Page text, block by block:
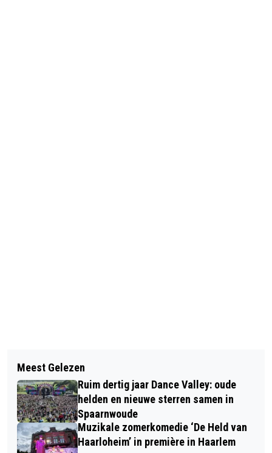
PREMIER ROB JETTEN BEZOEKT STEM
IN DE STAD: “ENORM ONDER DE
INDRUK”
HAARLEMSE KUNSTENAARS OP
BIJZONDER KUNSTPODIUM TIJDENS
ART ISLAND 2026
Meest Gelezen
Ruim dertig jaar Dance Valley: oude
helden en nieuwe sterren samen in
Spaarnwoude
Muzikale zomerkomedie ‘De Held van
Haarloheim’ in première in Haarlem